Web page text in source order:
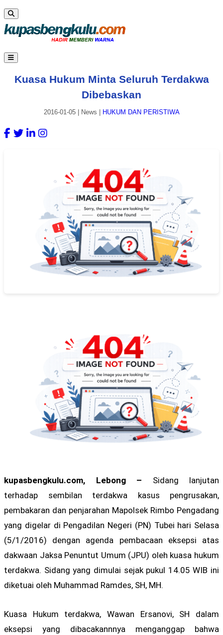
Kuasa Hukum Minta Seluruh Terdakwa
Dibebaskan
2016-01-05| News HUKUM DAN PERISTIWA
kupasbengkulu.com, Lebong – Sidang lanjutan
terhadap sembilan terdakwa kasus pengrusakan,
pembakaran dan penjarahan Mapolsek Rimbo Pengadang
yang digelar di Pengadilan Negeri (PN) Tubei hari Selasa
(5/1/2016) dengan agenda pembacaan eksepsi atas
dakwaan Jaksa Penuntut Umum (JPU) oleh kuasa hukum
terdakwa. Sidang yang dimulai sejak pukul 14.05 WIB ini
diketuai oleh Muhammad Ramdes, SH, MH.
Kuasa Hukum terdakwa, Wawan Ersanovi, SH dalam
eksepsi yang dibacakannnya menganggap bahwa